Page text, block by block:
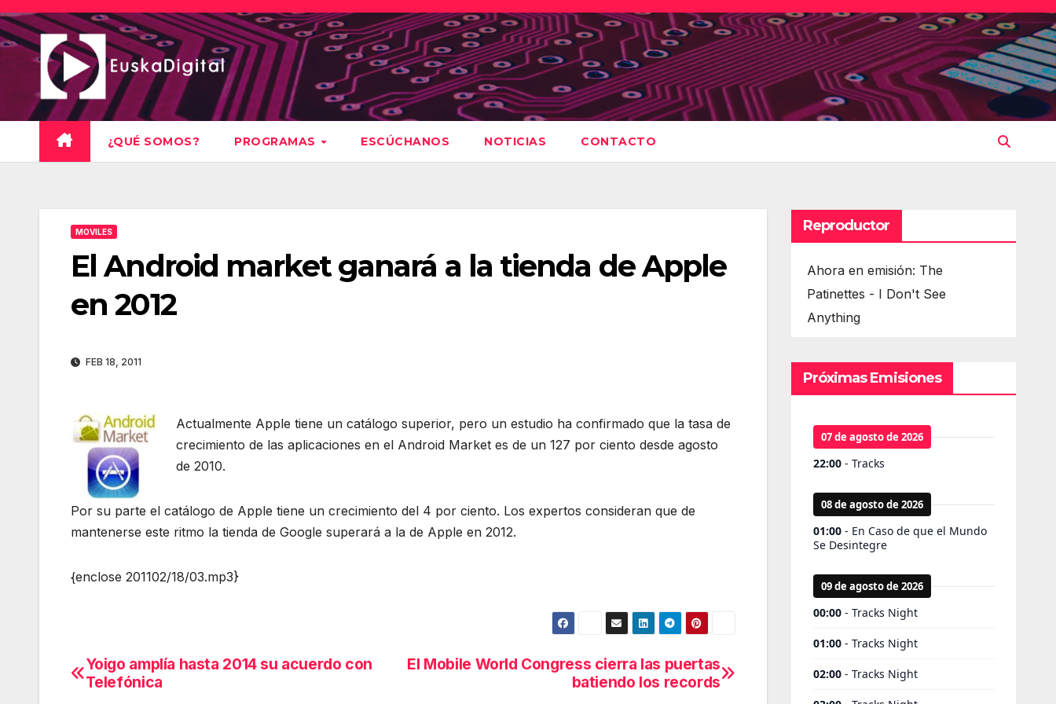
Saltar
al
contenido
¿QUÉ SOMOS? PROGRAMAS ESCÚCHANOS NOTICIAS CONTACTO
MOVILES
El Android market ganará a la tienda de Apple
en 2012
FEB 18, 2011
Actualmente Apple tiene un catálogo superior, pero un estudio ha confirmado que la tasa de
crecimiento de las aplicaciones en el Android Market es de un 127 por ciento desde agosto
de 2010.
Por su parte el catálogo de Apple tiene un crecimiento del 4 por ciento. Los expertos consideran que de
mantenerse este ritmo la tienda de Google superará a la de Apple en 2012.
{enclose 201102/18/03.mp3}
Navegación
El Mobile World Congress cierra las puertas
batiendo los records
Yoigo amplía hasta 2014 su acuerdo con
Telefónica
Reproductor
Ahora en emisión: The
Patinettes - I Don't See
Anything
Próximas Emisiones